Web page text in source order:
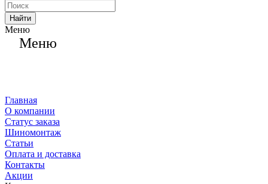
Найти
Меню
Меню
Главная
О компании
Статус заказа
Шиномонтаж
Статьи
Оплата и доставка
Контакты
Акции